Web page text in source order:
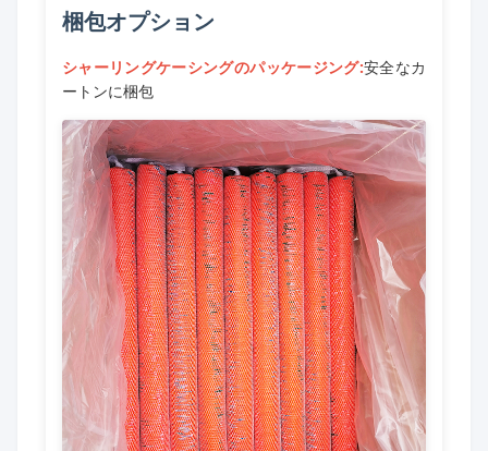
梱包オプション
シャーリングケーシングのパッケージング:安全なカ
ートンに梱包